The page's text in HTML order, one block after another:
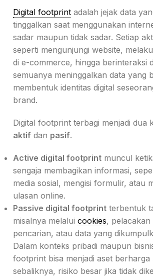
Digital footprint adalah jejak data
tinggalkan saat menggunakan
sadar maupun tidak sadar. Setiap
seperti mengunjungi website,
di e-commerce, hingga berinteraksi
semuanya meninggalkan data yang
membentuk identitas digital
brand.
Digital footprint terbagi menjadi dua
aktif dan pasif.
Active digital footprint muncul
sengaja membagikan informasi,
media sosial, mengisi formulir, atau
ulasan online.
Passive digital footprint terbentuk
misalnya melalui cookies,
pencarian, atau data yang
Dalam konteks pribadi maupun
footprint bisa menjadi aset berharga
sebaliknya, risiko besar jika tidak